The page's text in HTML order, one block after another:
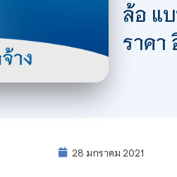
ล้อ แ
ราคา
28 มกราคม 2021